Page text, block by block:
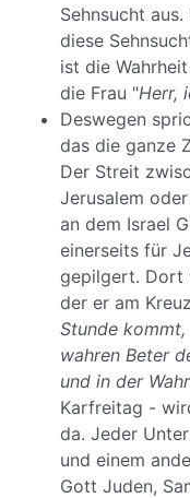
Sehnsucht
diese
ist die
die Frau "Herr,
Deswegen
das die ganze
Der Streit
Jerusalem
an dem Israel
einerseits für
gepilgert. Dort
der er am
Stunde
wahren Beter
und in der
Karfreitag -
da. Jeder
und einem
Gott Juden,